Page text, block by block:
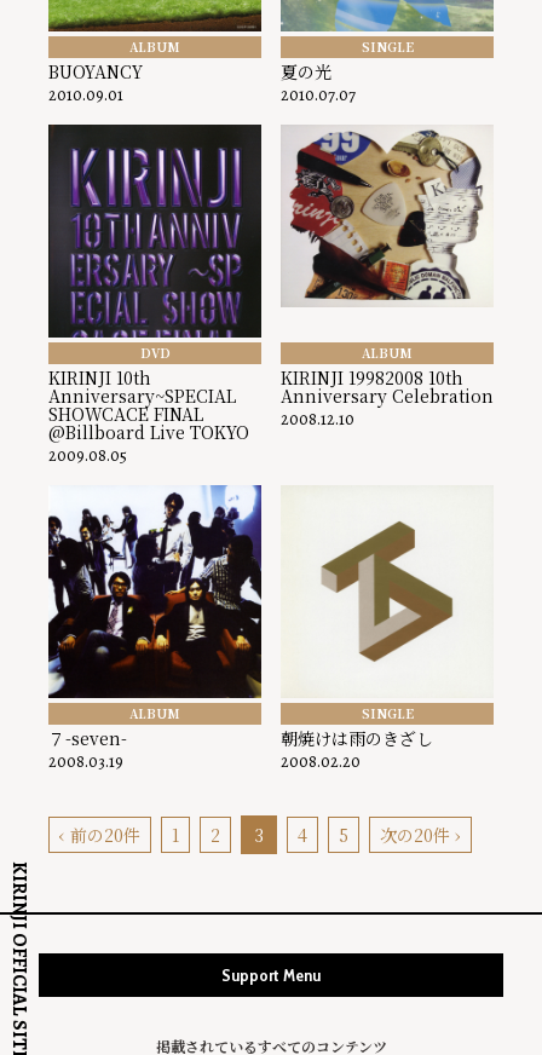
KIRINJI OFFICIAL SITE
ALBUM
BUOYANCY
2010.09.01
SINGLE
夏の光
2010.07.07
DVD
KIRINJI 10th
Anniversary~SPECIAL
SHOWCACE FINAL
@Billboard Live TOKYO
2009.08.05
ALBUM
KIRINJI 19982008 10th
Anniversary Celebration
2008.12.10
ALBUM
７-seven-
2008.03.19
SINGLE
朝焼けは雨のきざし
2008.02.20
‹ 前の20件 1 2 3 4 5 次の20件 ›
Support Menu
掲載されているすべてのコンテンツ